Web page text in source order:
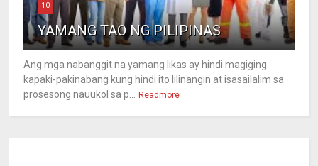
10
YAMANG TAO NG PILIPINAS
Ang mga nabanggit na yamang likas ay hindi magiging
kapaki-pakinabang kung hindi ito lilinangin at isasailalim sa
prosesong nauukol sa p...
Readmore